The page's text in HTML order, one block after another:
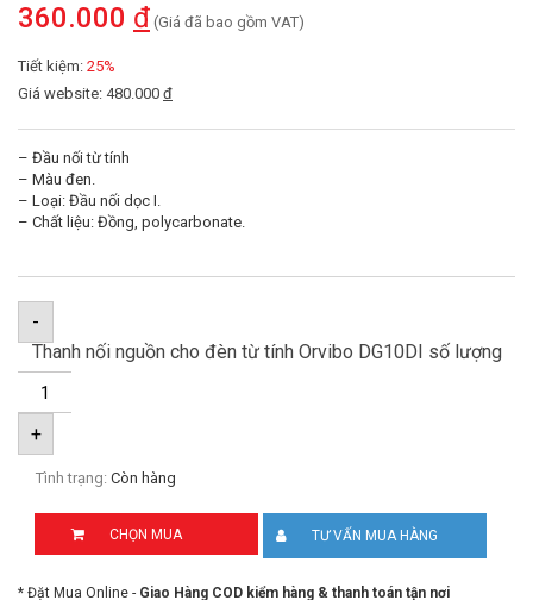
360.000 đ (Giá đã bao gồm VAT)
Tiết kiệm: 25%
Giá website: 480.000 đ
– Đầu nối từ tính
– Màu đen.
– Loại: Đầu nối dọc I.
– Chất liệu: Đồng, polycarbonate.
-
Thanh nối nguồn cho đèn từ tính Orvibo DG10DI số lượng
+
Tình trạng: Còn hàng
CHỌN MUA TƯ VẤN MUA HÀNG
* Đặt Mua Online - Giao Hàng COD kiểm hàng & thanh toán tận nơi